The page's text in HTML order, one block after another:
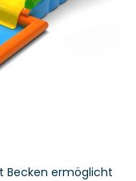
Becken ermöglicht